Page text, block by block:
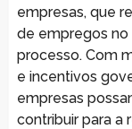
empresas, que
de empregos no
processo. Com
e incentivos
empresas
contribuir para a